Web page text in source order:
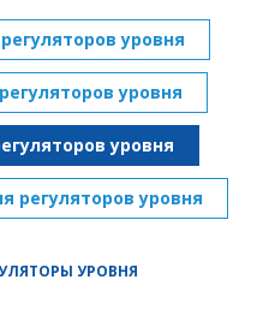
уровня
уровня
уровня
регуляторов уровня
УРОВНЯ